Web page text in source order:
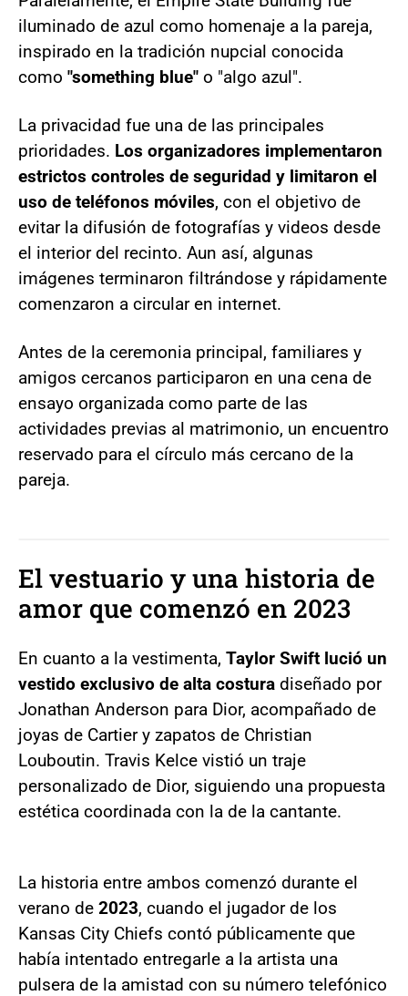
iluminado de azul como homenaje a la pareja,
inspirado en la tradición nupcial conocida
como "something blue" o "algo azul".
La privacidad fue una de las principales
prioridades. Los organizadores implementaron
estrictos controles de seguridad y limitaron el
uso de teléfonos móviles, con el objetivo de
evitar la difusión de fotografías y videos desde
el interior del recinto. Aun así, algunas
imágenes terminaron filtrándose y rápidamente
comenzaron a circular en internet.
Antes de la ceremonia principal, familiares y
amigos cercanos participaron en una cena de
ensayo organizada como parte de las
actividades previas al matrimonio, un encuentro
reservado para el círculo más cercano de la
pareja.
El vestuario y una historia de
amor que comenzó en 2023
En cuanto a la vestimenta, Taylor Swift lució un
vestido exclusivo de alta costura diseñado por
Jonathan Anderson para Dior, acompañado de
joyas de Cartier y zapatos de Christian
Louboutin. Travis Kelce vistió un traje
personalizado de Dior, siguiendo una propuesta
estética coordinada con la de la cantante.
La historia entre ambos comenzó durante el
verano de 2023, cuando el jugador de los
Kansas City Chiefs contó públicamente que
había intentado entregarle a la artista una
pulsera de la amistad con su número telefónico